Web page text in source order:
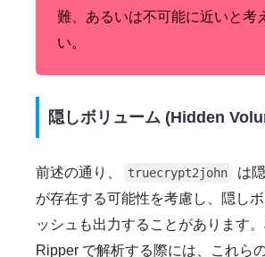
難、あるいは不可能に近いと考
い。
隠しボリューム (Hidden
前述の通り、 truecrypt2john
は
が存在する可能性を考慮し、隠し
ッシュも出力することがあります
Ripper で解析する際には、これら